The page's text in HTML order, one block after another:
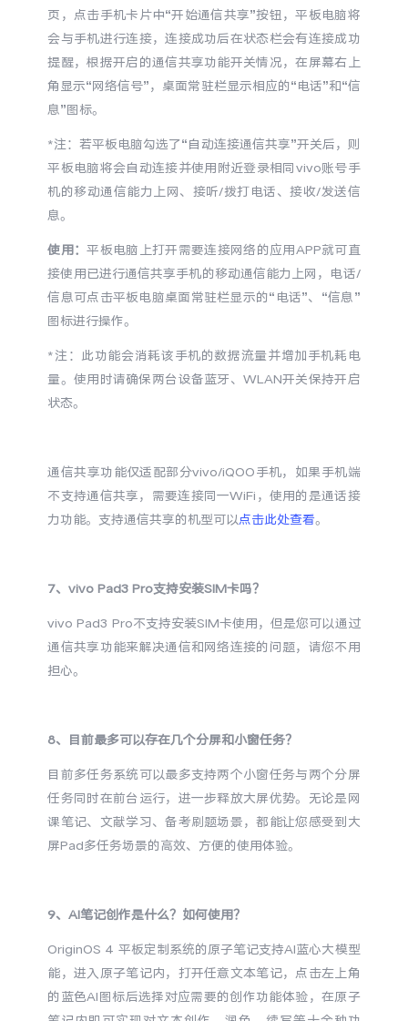
页，点击手机卡片中“开始通信共享”按钮，平板电脑将
会与手机进行连接，连接成功后在状态栏会有连接成功
提醒，根据开启的通信共享功能开关情况，在屏幕右上
角显示“网络信号”，桌面常驻栏显示相应的“电话”和“信
息”图标。
*注：若平板电脑勾选了“自动连接通信共享”开关后，则
平板电脑将会自动连接并使用附近登录相同vivo账号手
机的移动通信能力上网、接听/拨打电话、接收/发送信
息。
使用：平板电脑上打开需要连接网络的应用APP就可直
接使用已进行通信共享手机的移动通信能力上网，电话/
信息可点击平板电脑桌面常驻栏显示的“电话”、“信息”
图标进行操作。
*注：此功能会消耗该手机的数据流量并增加手机耗电
量。使用时请确保两台设备蓝牙、WLAN开关保持开启
状态。
通信共享功能仅适配部分vivo/iQOO手机，如果手机端
不支持通信共享，需要连接同一WiFi，使用的是通话接
力功能。支持通信共享的机型可以点击此处查看。
7、vivo Pad3 Pro支持安装SIM卡吗？
vivo Pad3 Pro不支持安装SIM卡使用，但是您可以通过
通信共享功能来解决通信和网络连接的问题，请您不用
担心。
8、目前最多可以存在几个分屏和小窗任务？
目前多任务系统可以最多支持两个小窗任务与两个分屏
任务同时在前台运行，进一步释放大屏优势。无论是网
课笔记、文献学习、备考刷题场景，都能让您感受到大
屏Pad多任务场景的高效、方便的使用体验。
9、AI笔记创作是什么？如何使用？
OriginOS 4 平板定制系统的原子笔记支持AI蓝心大模型
能，进入原子笔记内，打开任意文本笔记，点击左上角
的蓝色AI图标后选择对应需要的创作功能体验，在原子